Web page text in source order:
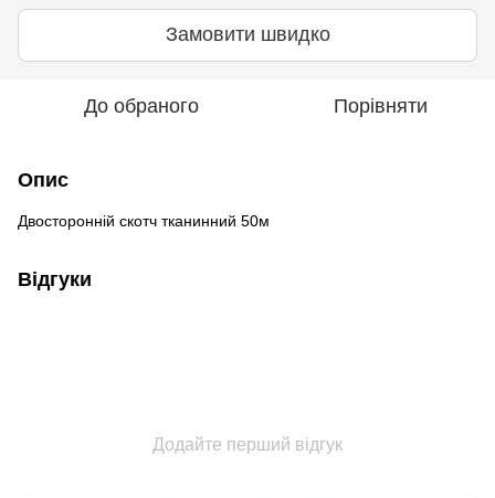
Замовити швидко
До обраного Порівняти
Опис
Двосторонній скотч тканинний 50м
Відгуки
Додайте перший відгук